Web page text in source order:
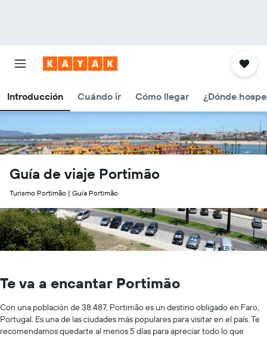
Introducción Cuándo ir Cómo llegar ¿Dónde
Guía de viaje Portimão
Turismo Portimão | Guía Portimão
Te va a encantar Portimão
Con una población de 38.487, Portimão es un destino obligado en Faro,
Portugal. Es una de las ciudades más populares para visitar en el país. Te
recomendamos quedarte al menos 5 días para apreciar todo lo que